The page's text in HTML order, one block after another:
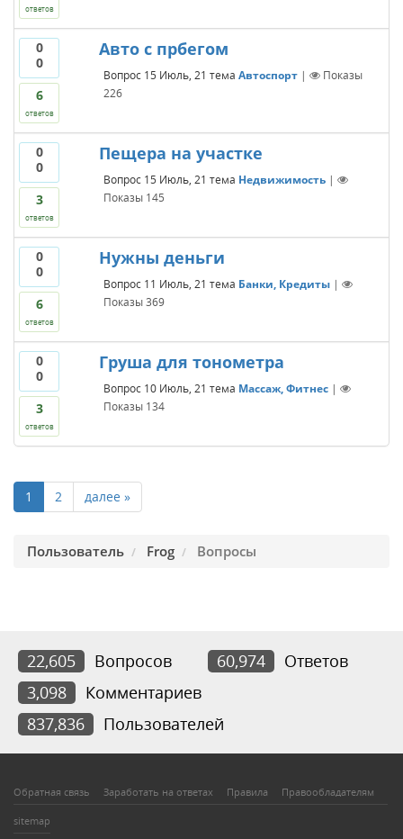
ответов
0
0
6
ответов
Авто с прбегом
Вопрос 15 Июль, 21 тема Автоспорт |
Показы
226
0
0
3
ответов
Пещера на участке
Вопрос 15 Июль, 21 тема Недвижимость |
Показы 145
0
0
6
ответов
Нужны деньги
Вопрос 11 Июль, 21 тема Банки, Кредиты |
Показы369
0
0
3
ответов
Груша для тонометра
Вопрос 10 Июль, 21 тема Массаж, Фитнес |
Показы 134
1 2 далее »
Пользователь Frog Вопросы
22,605 Вопросов 60,974
Ответов
3,098
Комментариев
837,836
Пользователей
Обратная связь Заработать на ответах Правила Правообладателям
sitemap